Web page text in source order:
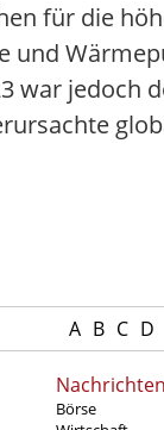
für die
und
war jedoch
A B C D
Nachrichten
Börse